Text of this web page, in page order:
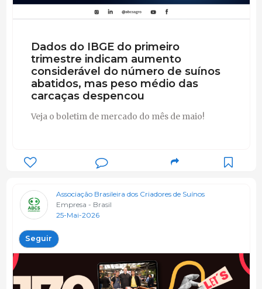
Dados do IBGE do primeiro
trimestre indicam aumento
considerável do número de suínos
abatidos, mas peso médio das
carcaças despencou
Veja o boletim de mercado do mês de maio!
Associação Brasileira dos Criadores de Suínos
Empresa - Brasil
25-Mai-2026
Seguir